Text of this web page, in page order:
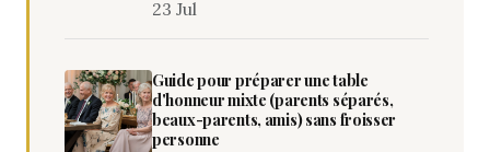
23 Jul
Guide pour préparer une table
d'honneur mixte (parents séparés,
beaux-parents, amis) sans froisser
personne